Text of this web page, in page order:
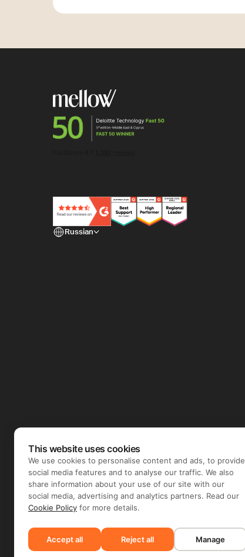
Russian
This website uses cookies
We use cookies to personalise content and ads, to provide
social media features and to analyse our traffic. We also
share information about your use of our site with our
social media, advertising and analytics partners. Read our
Cookie Policy for more details.
Accept all Reject all Manage